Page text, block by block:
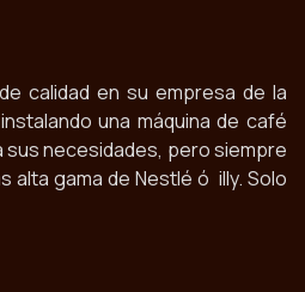
calidad en su empresa de la
una máquina de café
sus necesidades, pero siempre
alta gama de Nestlé ó illy. Solo